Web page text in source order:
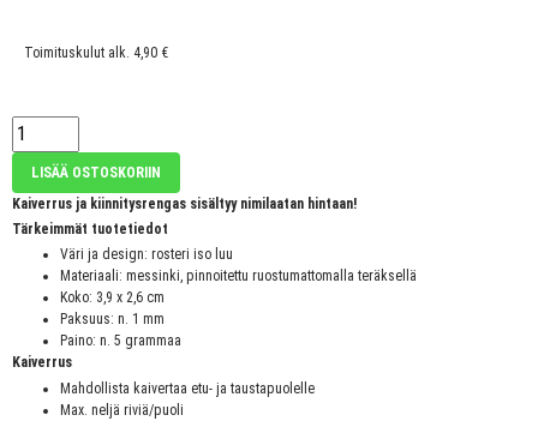
Toimituskulut alk. 4,90 €
LISÄÄ OSTOSKORIIN
Kaiverrus ja kiinnitysrengas sisältyy nimilaatan hintaan!
Tärkeimmät tuotetiedot
Väri ja design: rosteri iso luu
Materiaali: messinki, pinnoitettu ruostumattomalla teräksellä
Koko: 3,9 x 2,6 cm
Paksuus: n. 1 mm
Paino: n. 5 grammaa
Kaiverrus
Mahdollista kaivertaa etu- ja taustapuolelle
Max. neljä riviä/puoli